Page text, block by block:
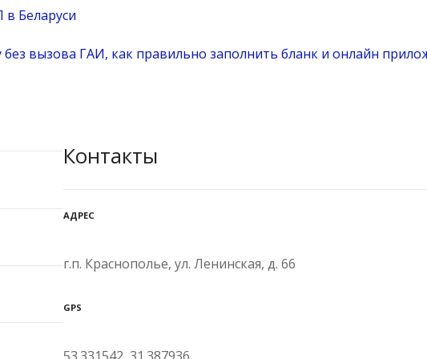
Беларуси
вызова ГАИ, как правильно заполнить бланк и онлайн
Контакты
АДРЕС
г.п. Краснополье, ул. Ленинская, д. 66
GPS